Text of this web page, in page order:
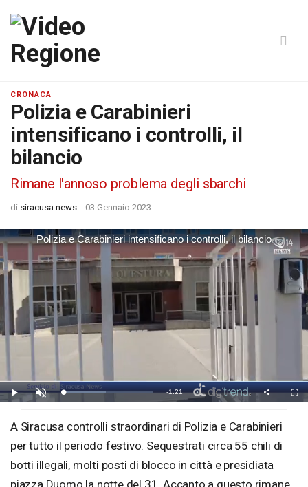
CRONACA
Polizia e Carabinieri
intensificano i controlli, il
bilancio
Rimane l'annoso problema degli sbarchi
di siracusa news - 03 Gennaio 2023
Play Unmute
Remaining
Time
-1:21 Share
Polizia e Carabinieri intensificano i controlli, il bilancio
A Siracusa controlli straordinari di Polizia e Carabinieri
per tutto il periodo festivo. Sequestrati circa 55 chili di
botti illegali, molti posti di blocco in città e presidiata
piazza Duomo la notte del 31. Accanto a questo rimane